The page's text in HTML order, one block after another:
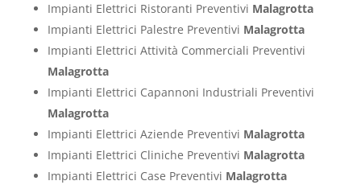
Impianti Elettrici Ristoranti Preventivi Malagrotta
Impianti Elettrici Palestre Preventivi Malagrotta
Impianti Elettrici Attività Commerciali Preventivi
Malagrotta
Impianti Elettrici Capannoni Industriali Preventivi
Malagrotta
Impianti Elettrici Aziende Preventivi Malagrotta
Impianti Elettrici Cliniche Preventivi Malagrotta
Impianti Elettrici Case Preventivi Malagrotta